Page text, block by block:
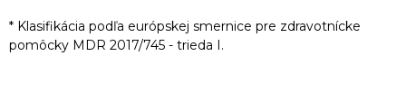
* Klasifikácia podľa európskej smernice pre zdravotnícke
pomôcky MDR 2017/745 - trieda I.